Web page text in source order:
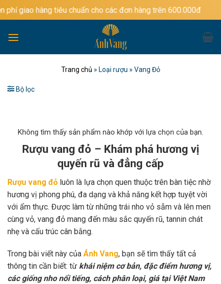
Bỏ
qua
dung
tiêu chuẩn cho các đơn hàng trên 600.000đ
Trang chủ » Loại rượu » Vang Đỏ
Bộ lọc
Không tìm thấy sản phẩm nào khớp với lựa chọn của bạn.
Rượu vang đỏ – Khám phá hương vị
quyến rũ và đẳng cấp
Rượu vang đỏ luôn là lựa chọn quen thuộc trên bàn tiệc nhờ
hương vị phong phú, đa dạng và khả năng kết hợp tuyệt vời
với ẩm thực. Được làm từ những trái nho vỏ sẫm và lên men
cùng vỏ, vang đỏ mang đến màu sắc quyến rũ, tannin chát
nhẹ và cấu trúc cân bằng.
Trong bài viết này của Ánh Vang, bạn sẽ tìm thấy tất cả
thông tin cần biết: từ khái niệm cơ bản, đặc điểm hương vị,
các giống nho nổi tiếng, cách phân loại, giá tại Việt Nam